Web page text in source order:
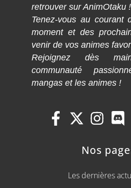
retrouver sur AnimOtaku !
Tenez-vous au courant
moment et des
venir de vos animes
Rejoignez dès
communauté
mangas et les animes !
Nos
Les dernières